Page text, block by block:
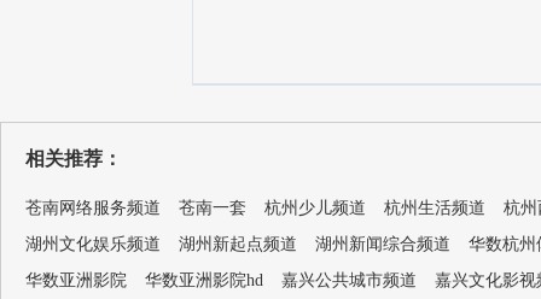
相关推荐：
苍南网络服务频道 苍南一套 杭州少儿频道 杭州生活频道
杭州
湖州文化娱乐频道
湖州新起点频道 湖州新闻综合频道
华数杭州
华数亚洲影院
华数亚洲影院hd 嘉兴公共城市频道
嘉兴文化影视